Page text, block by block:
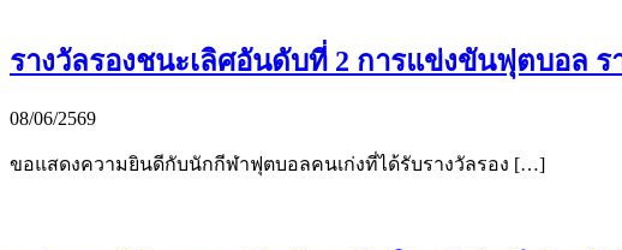
รางวัลรองชนะเลิศอันดับที่ 2 การแข่งขันฟุตบอล ร
08/06/2569
ขอแสดงความยินดีกับนักกีฬาฟุตบอลคนเก่งที่ได้รับรางวัลรอง […]